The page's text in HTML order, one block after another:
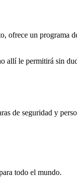
ofrece un programa
allí le permitirá sin
de seguridad y
todo el mundo.